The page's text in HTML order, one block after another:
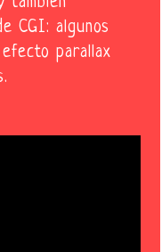
CGI: algunos
parallax